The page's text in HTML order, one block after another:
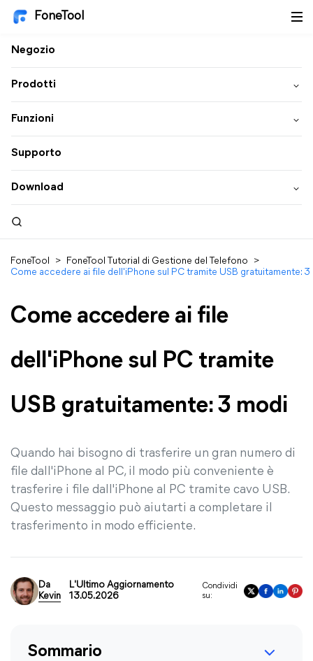
FoneTool
Negozio
Prodotti
Funzioni
Supporto
Download
FoneTool > FoneTool Tutorial di Gestione del Telefono
>
Come accedere ai file dell'iPhone sul PC tramite USB gratuitamente: 3
Come accedere ai file
dell'iPhone sul PC tramite
USB gratuitamente: 3 modi
Quando hai bisogno di trasferire un gran numero di
file dall'iPhone al PC, il modo più conveniente è
trasferire i file dall'iPhone al PC tramite cavo USB.
Questo messaggio può aiutarti a completare il
trasferimento in modo efficiente.
Da
Kevin
L'Ultimo Aggiornamento
13.05.2026
Condividi
su:
Sommario